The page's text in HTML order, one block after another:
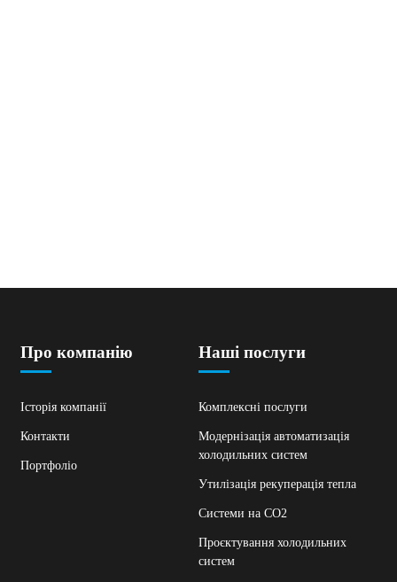
Про компанію
Історія компанії
Контакти
Портфоліо
Наші послуги
Комплексні послуги
Модернізація автоматизація
холодильних систем
Утилізація рекуперація тепла
Системи на СО2
Проєктування холодильних
систем